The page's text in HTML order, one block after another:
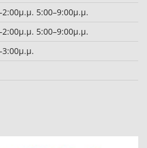
5:00–9:00μ.μ.
5:00–9:00μ.μ.